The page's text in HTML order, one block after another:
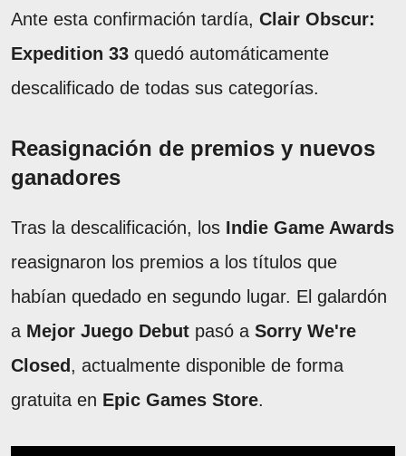
Ante esta confirmación tardía, Clair Obscur:
Expedition 33 quedó automáticamente
descalificado de todas sus categorías.
Reasignación de premios y nuevos
ganadores
Tras la descalificación, los Indie Game Awards
reasignaron los premios a los títulos que
habían quedado en segundo lugar. El galardón
a Mejor Juego Debut pasó a Sorry We're
Closed , actualmente disponible de forma
gratuita en Epic Games Store.